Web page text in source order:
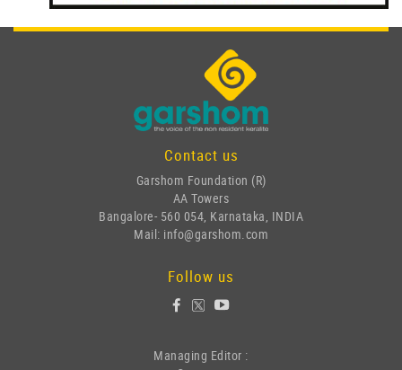
Contact us
Garshom Foundation (R)
AA Towers
Bangalore- 560 054, Karnataka, INDIA
Mail: info@garshom.com
Follow us
Managing Editor :